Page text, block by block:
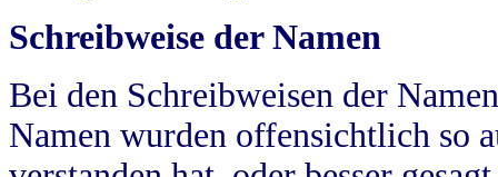
Schreibweise der Namen
Bei den Schreibweisen der
Namen wurden offensichtlich so